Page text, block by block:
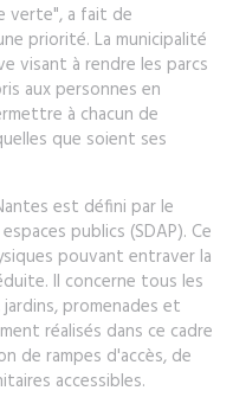
verte", a fait de
priorité. La municipalité
visant à rendre les parcs
aux personnes en
à chacun de
que soient ses
est défini par le
publics (SDAP). Ce
pouvant entraver la
Il concerne tous les
promenades et
réalisés dans ce cadre
de rampes d'accès, de
accessibles.